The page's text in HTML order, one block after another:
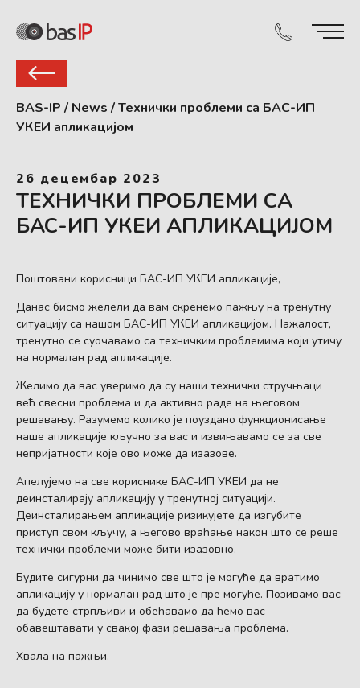
BAS-IP / News /Технички проблеми са БАС-ИП
УКЕИ апликацијом
26 децембар 2023
ТЕХНИЧКИ ПРОБЛЕМИ СА
БАС-ИП УКЕИ АПЛИКАЦИЈОМ
Поштовани корисници БАС-ИП УКЕИ апликације,
Данас бисмо желели да вам скренемо пажњу на тренутну
ситуацију са нашом БАС-ИП УКЕИ апликацијом. Нажалост,
тренутно се суочавамо са техничким проблемима који утичу
на нормалан рад апликације.
Желимо да вас уверимо да су наши технички стручњаци
већ свесни проблема и да активно раде на његовом
решавању. Разумемо колико је поуздано функционисање
наше апликације кључно за вас и извињавамо се за све
непријатности које ово може да изазове.
Апелујемо на све кориснике БАС-ИП УКЕИ да не
деинсталирају апликацију у тренутној ситуацији.
Деинсталирањем апликације ризикујете да изгубите
приступ свом кључу, а његово враћање након што се реше
технички проблеми може бити изазовно.
Будите сигурни да чинимо све што је могуће да вратимо
апликацију у нормалан рад што је пре могуће. Позивамо вас
да будете стрпљиви и обећавамо да ћемо вас
обавештавати у свакој фази решавања проблема.
Хвала на пажњи.